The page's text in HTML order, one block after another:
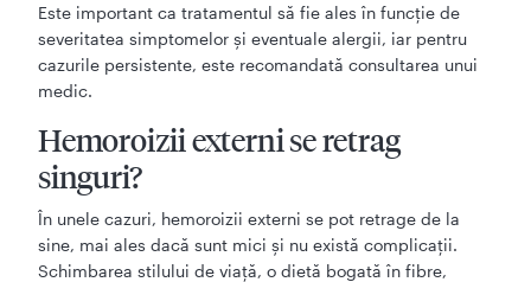
Este important ca tratamentul să fie ales în funcție de
severitatea simptomelor și eventuale alergii, iar pentru
cazurile persistente, este recomandată consultarea unui
medic.
Hemoroizii externi se retrag
singuri?
În unele cazuri, hemoroizii externi se pot retrage de la
sine, mai ales dacă sunt mici și nu există complicații.
Schimbarea stilului de viață, o dietă bogată în fibre,